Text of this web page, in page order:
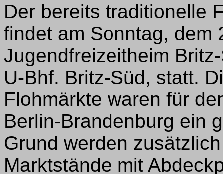
Der bereits traditionelle
findet am Sonntag, dem
Jugendfreizeitheim
U-Bhf. Britz-Süd, statt.
Flohmärkte waren für
Berlin-Brandenburg ein
Grund werden
Marktstände mit